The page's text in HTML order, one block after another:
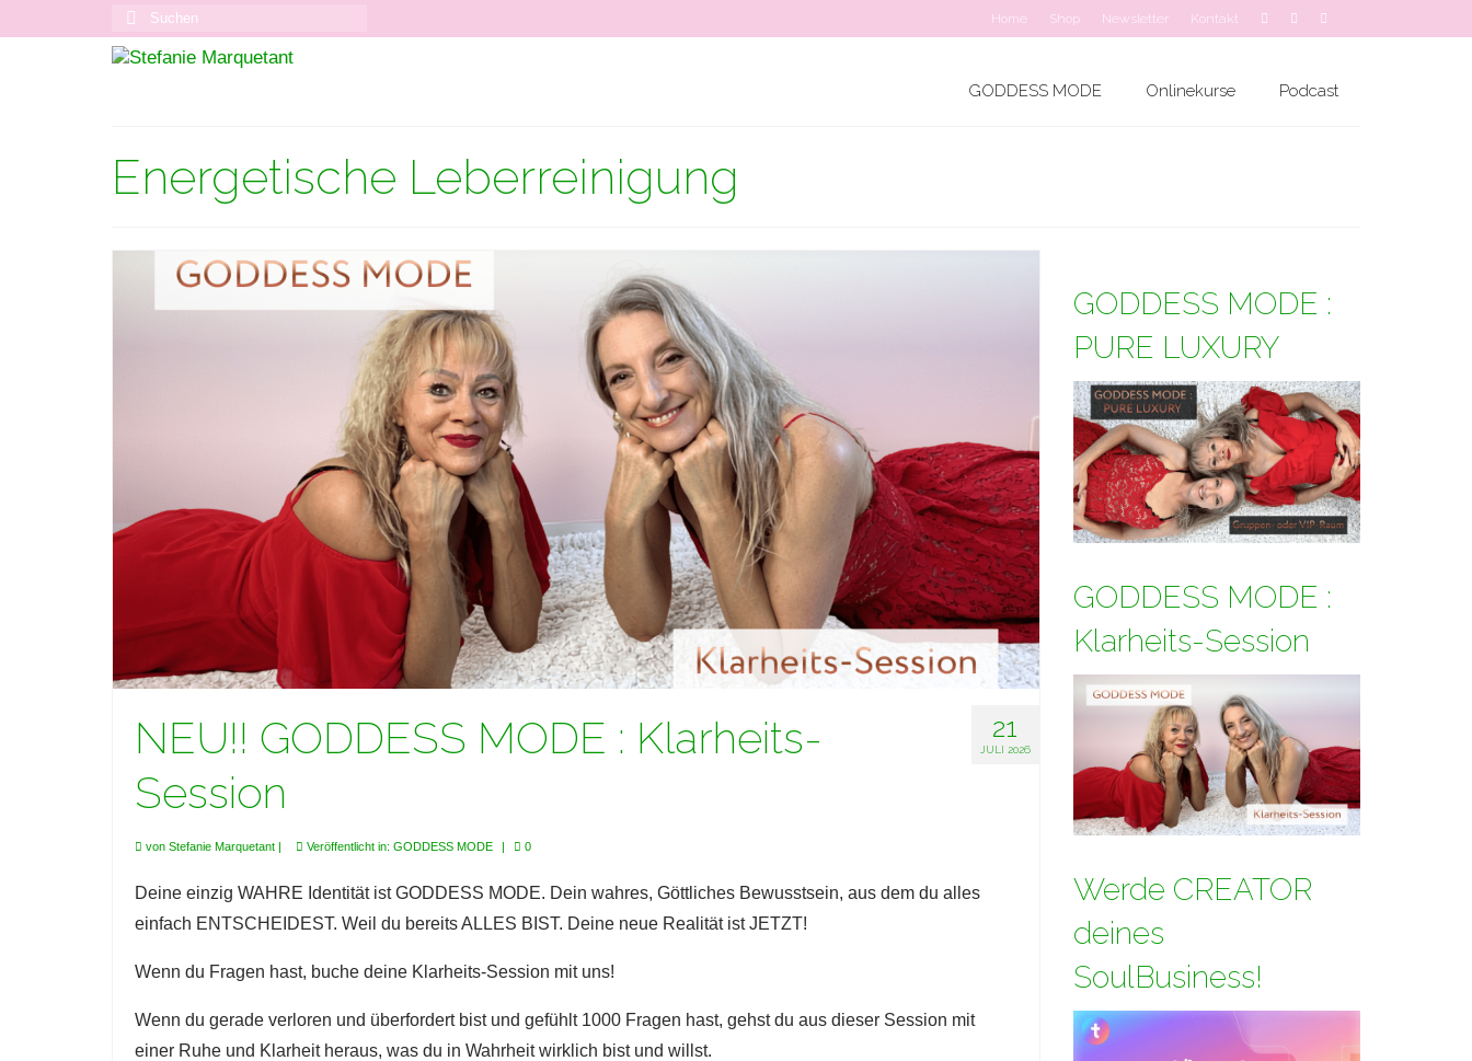
Home Shop Newsletter Kontakt
Suchen
nach:
GODDESS MODE Onlinekurse Podcast
Energetische Leberreinigung
21
JULI 2026
NEU!! GODDESS MODE : Klarheits-
Session
von Stefanie Marquetant | Veröffentlicht in: GODDESS MODE | 0
Deine einzig WAHRE Identität ist GODDESS MODE. Dein wahres, Göttliches Bewusstsein, aus dem du alles
einfach ENTSCHEIDEST. Weil du bereits ALLES BIST. Deine neue Realität ist JETZT!
Wenn du Fragen hast, buche deine Klarheits-Session mit uns!
Wenn du gerade verloren und überfordert bist und gefühlt 1000 Fragen hast, gehst du aus dieser Session mit
einer Ruhe und Klarheit heraus, was du in Wahrheit wirklich bist und willst.
GODDESS MODE :
PURE LUXURY
GODDESS MODE :
Klarheits-Session
Werde CREATOR
deines
SoulBusiness!